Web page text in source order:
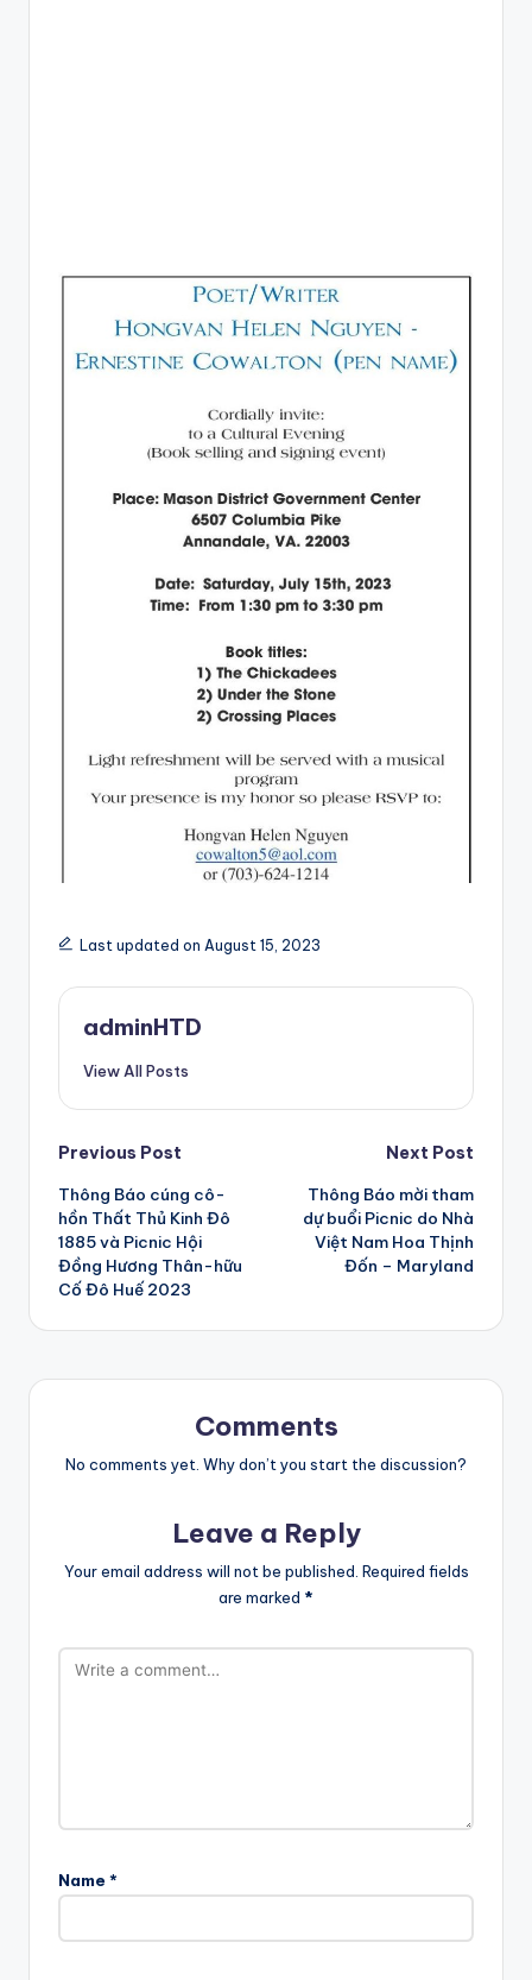
Last updated on August 15, 2023
adminHTD
View All Posts
Post
navigation
Previous Post
Thông Báo cúng cô-
hồn Thất Thủ Kinh Đô
1885 và Picnic Hội
Đồng Hương Thân-hữu
Cố Đô Huế 2023
Next Post
Thông Báo mời tham
dự buổi Picnic do Nhà
Việt Nam Hoa Thịnh
Đốn – Maryland
Comments
No comments yet. Why don’t you start the discussion?
Leave a Reply
Your email address will not be published. Required fields
are marked *
Name *